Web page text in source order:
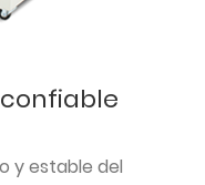
y estable del